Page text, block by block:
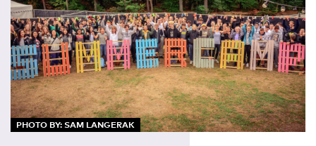
PHOTO BY: SAM LANGERAK